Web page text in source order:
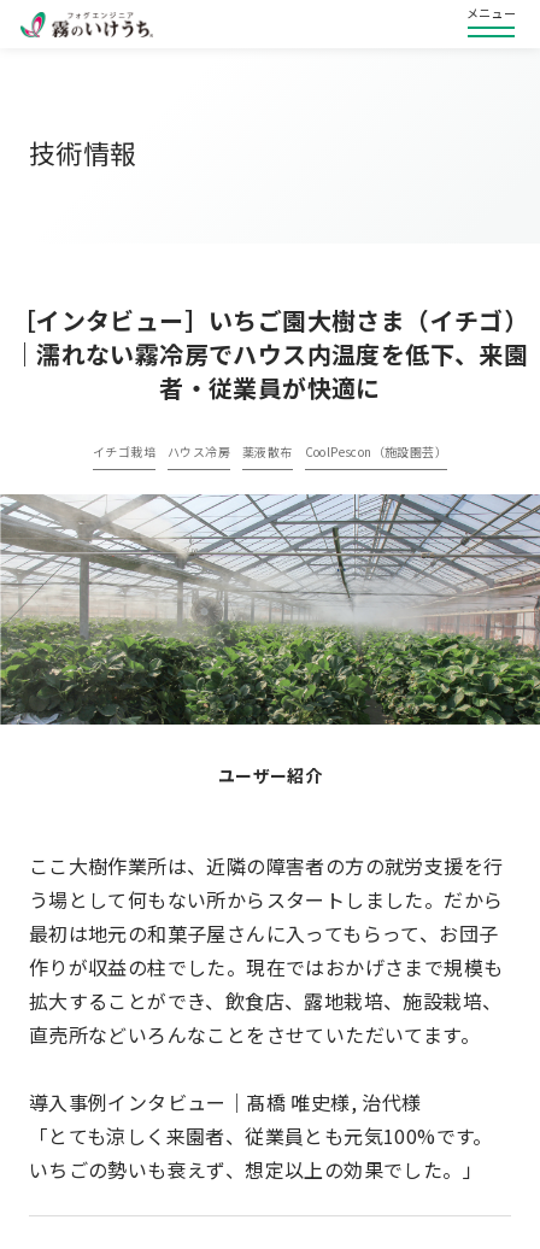
メニュー
技術情報
［インタビュー］いちご園大樹さま（イチゴ）
｜濡れない霧冷房でハウス内温度を低下、来園
者・従業員が快適に
イチゴ栽培 ハウス冷房 薬液散布 CoolPescon（施設園芸）
ユーザー紹介
ここ大樹作業所は、近隣の障害者の方の就労支援を行
う場として何もない所からスタートしました。だから
最初は地元の和菓子屋さんに入ってもらって、お団子
作りが収益の柱でした。現在ではおかげさまで規模も
拡大することができ、飲食店、露地栽培、施設栽培、
直売所などいろんなことをさせていただいてます。
導入事例インタビュー｜髙橋 唯史様, 治代様
「とても涼しく来園者、従業員とも元気100%です。
いちごの勢いも衰えず、想定以上の効果でした。」